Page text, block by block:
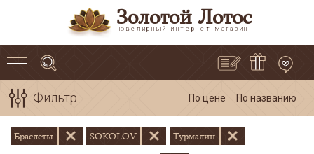
Золотой Лотос
ювелирный интернет-магазин
Фильтр По цене По названию
Браслеты SOKOLOV Турмалин